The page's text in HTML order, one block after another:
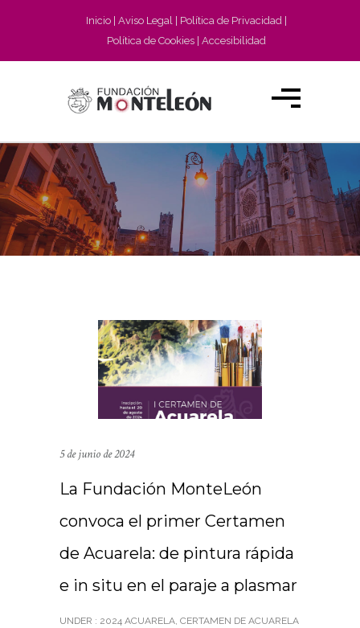
Inicio Aviso Legal
Política de Privacidad
Política de Cookies
Accesibilidad
5 de junio de 2024
La Fundación MonteLeón
convoca el primer Certamen
de Acuarela: de pintura rápida
e in situ en el paraje a plasmar
UNDER : 2024 ACUARELA, CERTAMEN DE ACUARELA